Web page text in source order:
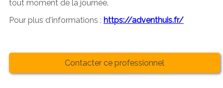
tout moment de la journée.
Pour plus d'informations : https://adventhuis.fr/
Contacter ce professionnel